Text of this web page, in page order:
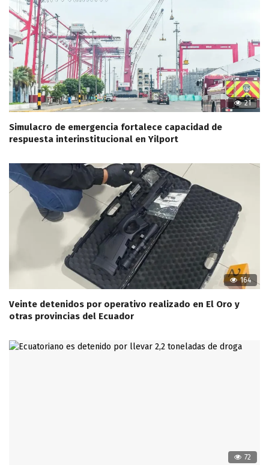
21
Simulacro de emergencia fortalece capacidad de
respuesta interinstitucional en Yilport
164
Veinte detenidos por operativo realizado en El Oro y
otras provincias del Ecuador
72